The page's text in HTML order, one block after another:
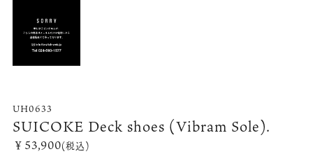
UH0633
SUICOKE Deck shoes (Vibram Sole).
￥53,900(税込)